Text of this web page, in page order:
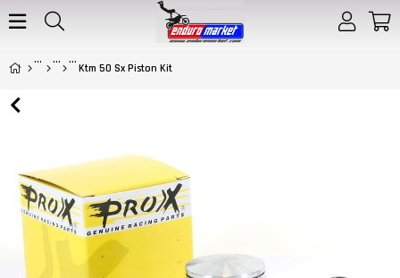
Ktm 50 Sx Piston Kit